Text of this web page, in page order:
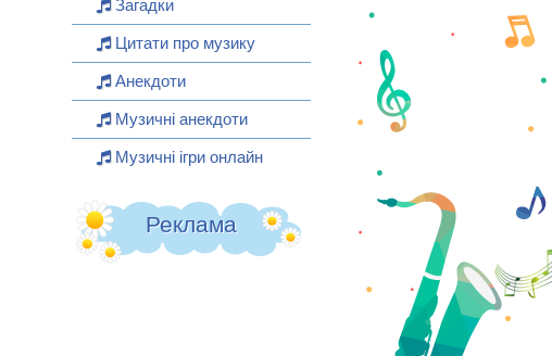
Загадки
Цитати про музику
Анекдоти
Музичні анекдоти
Музичні ігри онлайн
Реклама